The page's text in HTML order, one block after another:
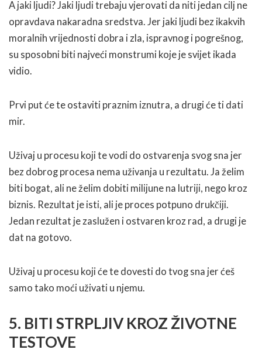
A jaki ljudi? Jaki ljudi trebaju vjerovati da niti jedan cilj ne
opravdava nakaradna sredstva. Jer jaki ljudi bez ikakvih
moralnih vrijednosti dobra i zla, ispravnog i pogrešnog,
su sposobni biti najveći monstrumi koje je svijet ikada
vidio.
Prvi put će te ostaviti praznim iznutra, a drugi će ti dati
mir.
Uživaj u procesu koji te vodi do ostvarenja svog sna jer
bez dobrog procesa nema uživanja u rezultatu. Ja želim
biti bogat, ali ne želim dobiti milijune na lutriji, nego kroz
biznis. Rezultat je isti, ali je proces potpuno drukčiji.
Jedan rezultat je zaslužen i ostvaren kroz rad, a drugi je
dat na gotovo.
Uživaj u procesu koji će te dovesti do tvog sna jer ćeš
samo tako moći uživati u njemu.
5. BITI STRPLJIV KROZ ŽIVOTNE
TESTOVE